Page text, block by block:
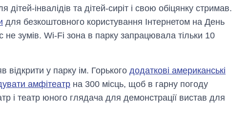
дітей-інвалідів та дітей-сиріт і свою обіцянку стримав.
для безкоштовного користування Інтернетом на День
не зумів. Wi-Fi зона в парку запрацювала тільки 10
відкрити у парку ім. Горького додаткові американські
амфітеатр на 300 місць, щоб в гарну погоду
і театр юного глядача для демонстрації вистав для